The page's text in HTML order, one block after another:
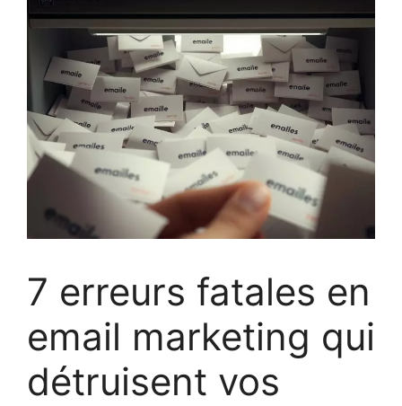
7 erreurs fatales en
email marketing qui
détruisent vos